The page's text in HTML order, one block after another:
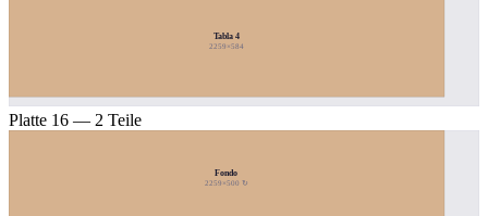
Tabla 4
2259×584
Platte 16 — 2 Teile
Fondo
2259×500 ↻